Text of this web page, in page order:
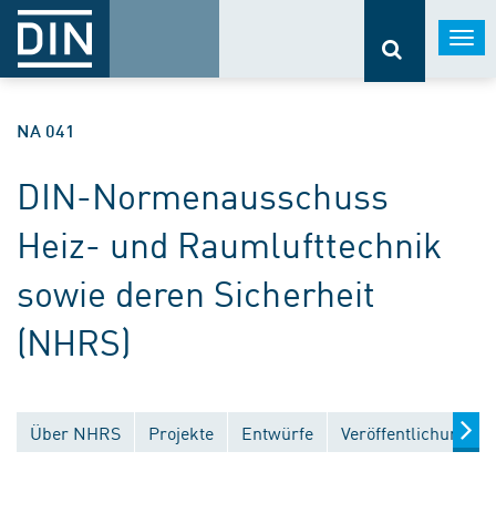
NA 041
DIN-Normenausschuss
Heiz- und Raumlufttechnik
sowie deren Sicherheit
(NHRS)
Über NHRS Projekte Entwürfe Veröffentlichungen